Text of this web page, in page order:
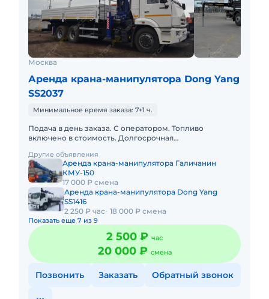
Москва
Аренда крана-манипулятора Dong Yang
SS2037
Минимальное время заказа: 7+1 ч.
Подача в день заказа. С оператором. Топливо
включено в стоимость. Долгосрочная
наработкой. Сейчас свободна.
Другие объявления
Аренда крана-манипулятора Галичанин
КМУ-150
17 000 ₽ смена
Аренда крана-манипулятора Dong Yang
SS1416
2 250 ₽ час 18 000 ₽ смена
Показать еще 7 из 9
2 500 ₽ час
20 000 ₽ смена
Позвонить Заказать Обратный звонок